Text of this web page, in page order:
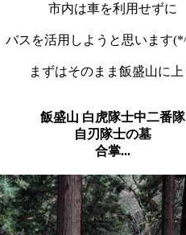
市内は車を利用せずに
バスを活用しようと思います
まずはそのまま飯盛山に上
飯盛山 白虎隊士中二番隊
自刃隊士の墓
合掌...